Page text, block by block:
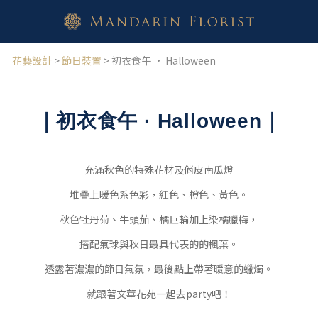
花藝設計 >節日裝置 > 初衣食午 · Halloween
｜初衣食午 · Halloween｜
充滿秋色的特殊花材及俏皮南瓜燈
堆疊上暖色系色彩，紅色、橙色、黃色。
秋色牡丹菊、牛頭茄、橘巨輪加上染橘臘梅，
搭配氣球與秋日最具代表的的楓葉。
透露著濃濃的節日氣氛，最後點上帶著暖意的蠟燭。
就跟著文華花苑一起去party吧！